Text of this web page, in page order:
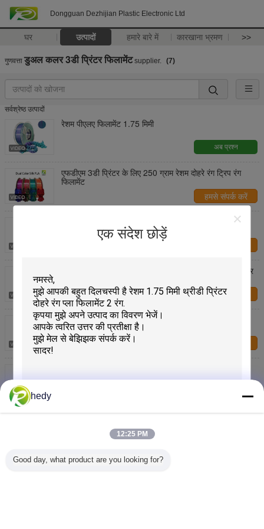
Dongguan Dezhijian Plastic Electronic Ltd
घर उत्पादों हमारे बारे में कारखाना भ्रमण >>
एक संदेश छोड़ें
प्रस्तुत
गुणवत्ता डुअल कलर 3डी प्रिंटर फिलामेंटsupplier. (7)
सर्वश्रेष्ठ उत्पादों
रेशम पीएलए फिलामेंट 1.75 मिमी
अब प्रश्न
एफडीएम 3डी प्रिंटर के लिए 250 ग्राम रेशम दोहरे रंग ट्रिप रंग
फिलामेंट
हमसे संपर्क करें
फिलामेंट, 3 डी फिलामेंट
3डी प्रिंटर फिलामेंट सिल्क पीएलए फिलामेंट 1.75 मिमी डुअल कलर
हमसे संपर्क करें
रेशम दोहरे रंग फिलामेंट, एमएसडीएस 3 डी प्रिंटर फिलामेंट
रेशम 1.75 मिमी थ्रीडी प्रिंटर दोहरे रंग प्ला फिलामेंट 2 रंग
hedy
12:25 PM
Good day, what product are you looking for?